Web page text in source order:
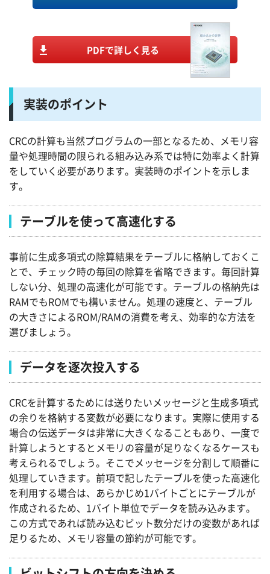
PDFで詳しく見る
実装のポイント
CRCの計算も当然プログラムの一部となるため、メモリ容
量や処理時間の限られる組み込み系では特に効率よく計算
をしていく必要があります。実装時のポイントを示しま
す。
テーブルを使って高速化する
事前に生成多項式の除算結果をテーブルに格納しておくこ
とで、チェック時の毎回の除算を省略できます。毎回計算
しない分、処理の高速化が可能です。テーブルの格納先は
RAMでもROMでも構いません。処理の速度と、テーブル
の大きさによるROM/RAMの消費を考え、効率的な方法を
選びましょう。
データを逐次投入する
CRCを計算するためには送りたいメッセージと生成多項式
の余りを格納する変数が必要になります。実際に使用する
場合の伝送データは非常に大きくなることもあり、一度で
計算しようとするとメモリの容量が足りなくなるケースも
考えられるでしょう。そこでメッセージを分割して順番に
処理していきます。前項で記したテーブルを使った高速化
を利用する場合は、あらかじめ1バイトごとにテーブルが
作成されるため、1バイト単位でデータを読み込みます。
この方式であれば読み込むビット数分だけの変数があれば
足りるため、メモリ容量の節約が可能です。